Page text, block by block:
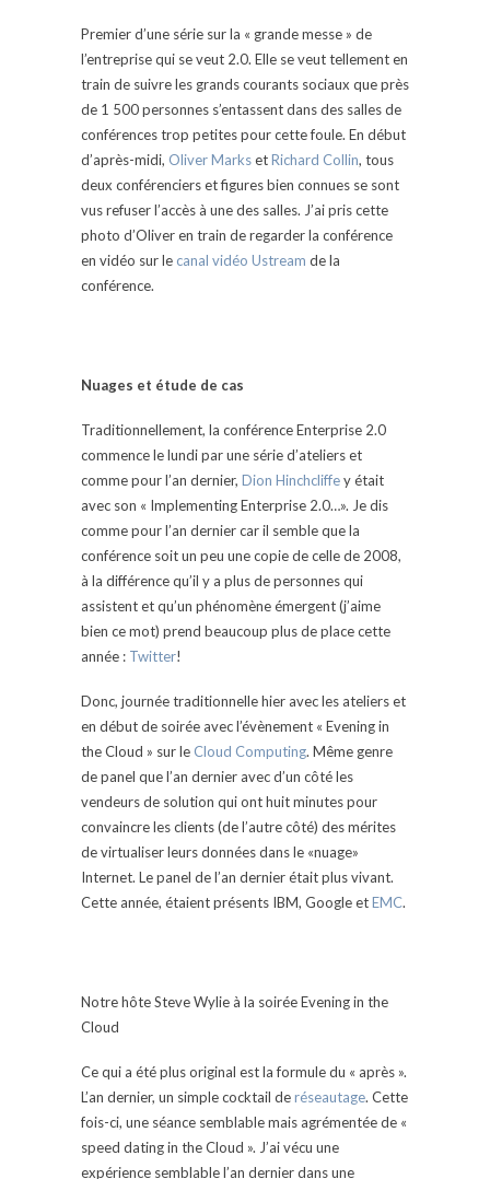
Premier d’une série sur la « grande messe » de
l’entreprise qui se veut 2.0. Elle se veut tellement en
train de suivre les grands courants sociaux que près
de 1 500 personnes s’entassent dans des salles de
conférences trop petites pour cette foule. En début
d’après-midi, Oliver MarksetRichard Collin, tous
deux conférenciers et figures bien connues se sont
vus refuser l’accès à une des salles. J’ai pris cette
photo d’Oliver en train de regarder la conférence
en vidéo sur le canal vidéo Ustream de la
conférence.
Nuages et étude de cas
Traditionnellement, la conférence Enterprise 2.0
commence le lundi par une série d’ateliers et
comme pour l’an dernier, Dion Hinchcliffey était
avec son « Implementing Enterprise 2.0…». Je dis
comme pour l’an dernier car il semble que la
conférence soit un peu une copie de celle de 2008,
à la différence qu’il y a plus de personnes qui
assistent et qu’un phénomène émergent (j’aime
bien ce mot) prend beaucoup plus de place cette
année : Twitter!
Donc, journée traditionnelle hier avec les ateliers et
en début de soirée avec l’évènement « Evening in
the Cloud » sur le Cloud Computing. Même genre
de panel que l’an dernier avec d’un côté les
vendeurs de solution qui ont huit minutes pour
convaincre les clients (de l’autre côté) des mérites
de virtualiser leurs données dans le «nuage»
Internet. Le panel de l’an dernier était plus vivant.
Cette année, étaient présents IBM, Google etEMC.
Notre hôte Steve Wylie à la soirée Evening in the
Cloud
Ce qui a été plus original est la formule du « après ».
L’an dernier, un simple cocktail deréseautage. Cette
fois-ci, une séance semblable mais agrémentée de «
speed dating in the Cloud ». J’ai vécu une
expérience semblable l’an dernier dans une